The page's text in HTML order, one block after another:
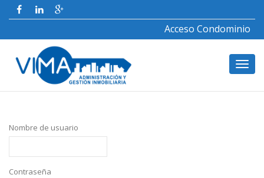
Acceso Condominio
Nombre de usuario
Contraseña